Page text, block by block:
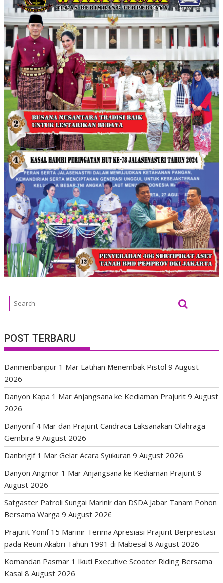
POST TERBARU
Danmenbanpur 1 Mar Latihan Menembak Pistol 9 August
2026
Danyon Kapa 1 Mar Anjangsana ke Kediaman Prajurit 9 August
2026
Danyonif 4 Mar dan Prajurit Candraca Laksanakan Olahraga
Gembira 9 August 2026
Danbrigif 1 Mar Gelar Acara Syukuran 9 August 2026
Danyon Angmor 1 Mar Anjangsana ke Kediaman Prajurit 9
August 2026
Satgaster Patroli Sungai Marinir dan DSDA Jabar Tanam Pohon
Bersama Warga 9 August 2026
Prajurit Yonif 15 Marinir Terima Apresiasi Prajurit Berprestasi
pada Reuni Akabri Tahun 1991 di Mabesal 8 August 2026
Komandan Pasmar 1 Ikuti Executive Scooter Riding Bersama
Kasal 8 August 2026